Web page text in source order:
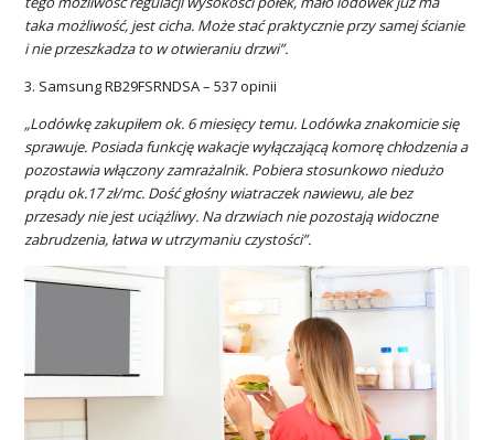
taka możliwość, jest cicha. Może stać praktycznie przy samej ścianie
i nie przeszkadza to w otwieraniu drzwi”.
3. Samsung RB29FSRNDSA – 537 opinii
„Lodówkę zakupiłem ok. 6 miesięcy temu. Lodówka znakomicie się
sprawuje. Posiada funkcję wakacje wyłączającą komorę chłodzenia a
pozostawia włączony zamrażalnik. Pobiera stosunkowo niedużo
prądu ok.17 zł/mc. Dość głośny wiatraczek nawiewu, ale bez
przesady nie jest uciążliwy. Na drzwiach nie pozostają widoczne
zabrudzenia, łatwa w utrzymaniu czystości”.